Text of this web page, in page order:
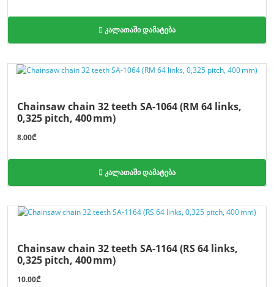
კალათაში დამატება
Chainsaw chain 32 teeth SA-1064 (RM 64 links,
0,325 pitch, 400 mm)
8.00₾
კალათაში დამატება
Chainsaw chain 32 teeth SA-1164 (RS 64 links,
0,325 pitch, 400 mm)
10.00₾